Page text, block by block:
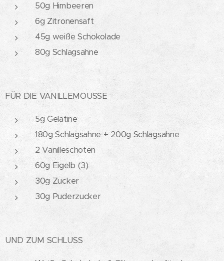
50g Himbeeren
6g Zitronensaft
45g weiße Schokolade
80g Schlagsahne
FÜR DIE VANILLEMOUSSE
5g Gelatine
180g Schlagsahne + 200g Schlagsahne
2 Vanilleschoten
60g Eigelb (3)
30g Zucker
30g Puderzucker
UND ZUM SCHLUSS